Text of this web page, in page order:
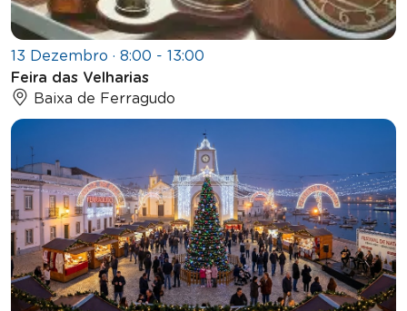
13 Dezembro · 8:00 - 13:00
Feira das Velharias
Baixa de Ferragudo